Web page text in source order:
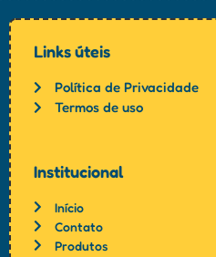
Links úteis
Política de Privacidade
Termos de uso
Institucional
Início
Contato
Produtos